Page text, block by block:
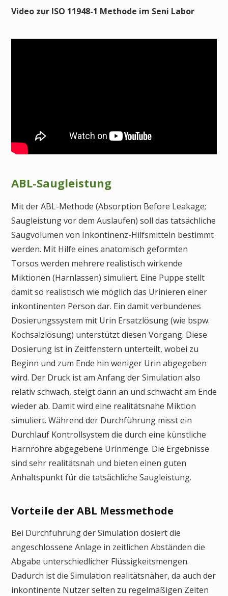
Video zur ISO 11948-1 Methode im Seni Labor
ABL-Saugleistung
Mit der ABL-Methode (Absorption Before Leakage;
Saugleistung vor dem Auslaufen) soll das tatsächliche
Saugvolumen von Inkontinenz-Hilfsmitteln bestimmt
werden. Mit Hilfe eines anatomisch geformten
Torsos werden mehrere realistisch wirkende
Miktionen (Harnlassen) simuliert. Eine Puppe stellt
damit so realistisch wie möglich das Urinieren einer
inkontinenten Person dar. Ein damit verbundenes
Dosierungssystem mit Urin Ersatzlösung (wie bspw.
Kochsalzlösung) unterstützt diesen Vorgang. Diese
Dosierung ist in Zeitfenstern unterteilt, wobei zu
Beginn und zum Ende hin weniger Urin abgegeben
wird. Der Druck ist am Anfang der Simulation also
relativ schwach, steigt dann an und schwächt am Ende
wieder ab. Damit wird eine realitätsnahe Miktion
simuliert. Während der Durchführung misst ein
Durchlauf Kontrollsystem die durch eine künstliche
Harnröhre abgegebene Urinmenge. Die Ergebnisse
sind sehr realitätsnah und bieten einen guten
Anhaltspunkt für die tatsächliche Saugleistung.
Vorteile der ABL Messmethode
Bei Durchführung der Simulation dosiert die
angeschlossene Anlage in zeitlichen Abständen die
Abgabe unterschiedlicher Flüssigkeitsmengen.
Dadurch ist die Simulation realitätsnäher, da auch der
inkontinente Nutzer selten zu regelmäßigen Zeiten